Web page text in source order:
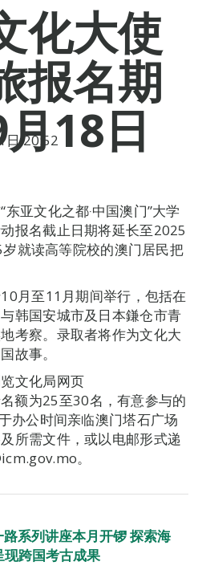
化大使
报名期
18日
日 20:52
亚文化之都‧中国澳门”大学
报名截止日期将延长至2025
就读高等院校的澳门居民把
月至11月期间举行，包括在
韩国安城市及日本鎌仓市青
考察。录取者将作为文化大
故事。
文化局网页
额为25至30名，有意参与的
办公时间亲临澳门塔石广场
所需文件，或以电邮形式递
。
系列讲座本月开锣 探索海
跨国考古成果